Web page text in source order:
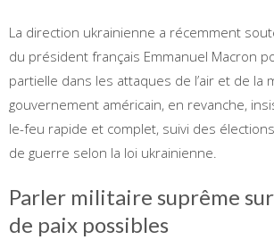
La direction ukrainienne a récemment
du président français Emmanuel Macron
partielle dans les attaques de l’air et de la
gouvernement américain, en revanche,
le-feu rapide et complet, suivi des
de guerre selon la loi ukrainienne.
Parler militaire suprême
de paix possibles